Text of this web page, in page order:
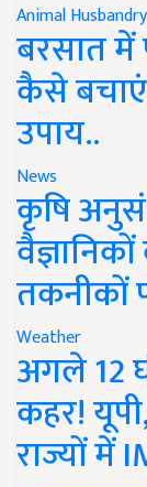
Animal Husbandry
बरसात में
कैसे
उपाय..
News
कृषि
तकनीकों
Weather
अगले 12
कहर!
राज्यों में